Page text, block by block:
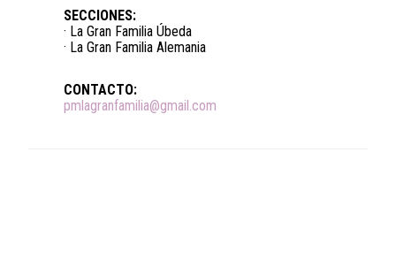
SECCIONES:
· La Gran Familia Úbeda
· La Gran Familia Alemania
CONTACTO:
pmlagranfamilia@gmail.com